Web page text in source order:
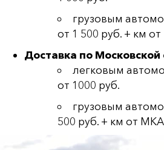
грузовым
от 1 500 руб. + км
Доставка по Московской
легковым
от 1000 руб.
грузовым
500 руб. + км от